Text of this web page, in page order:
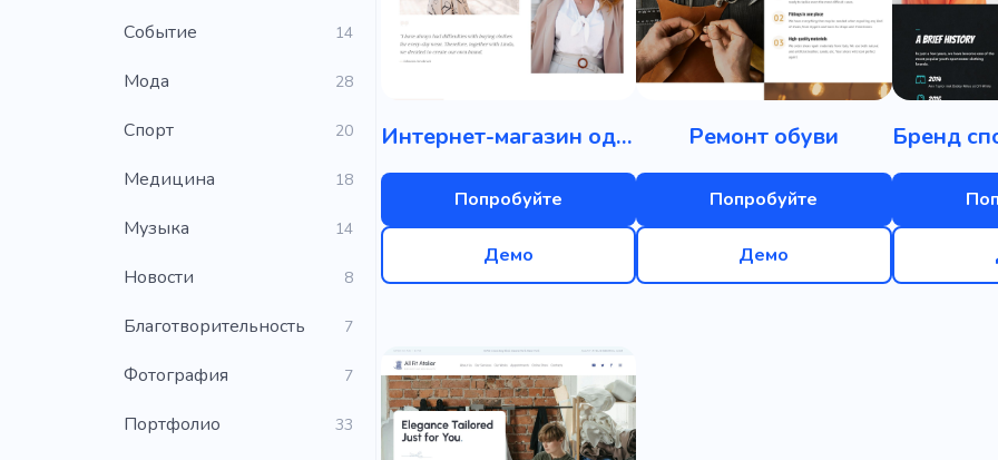
Событие 14
Мода 28
Cпорт 20
Медицина 18
Музыка 14
Новости 8
Благотворительность 7
Фотография 7
Портфолио 33
Интернет-магазин одежды
Попробуйте
Демо
Ремонт обуви
Попробуйте
Демо